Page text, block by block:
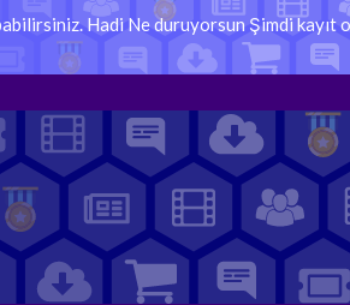
Hadi Ne duruyorsun Şimdi kayıt